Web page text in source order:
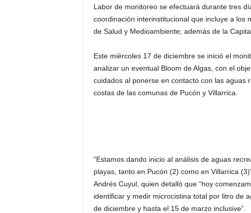
Labor de monitoreo se efectuará durante tres
coordinación interinstitucional que incluye a los
de Salud y Medioambiente; además de la
Este miércoles 17 de diciembre se inició el
analizar un eventual Bloom de Algas, con el
cuidados al ponerse en contacto con las aguas
costas de las comunas de Pucón y Villarrica.
“Estamos dando inicio al análisis de aguas
playas, tanto en Pucón (2) como en Villarrica
Andrés Cuyul, quien detalló que “hoy
identificar y medir microcistina total por litro de
de diciembre y hasta el 15 de marzo inclusive”.